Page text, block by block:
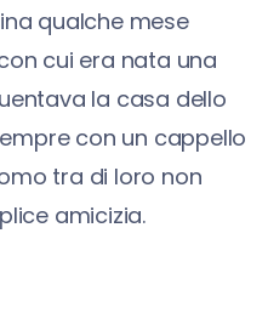
qualche mese
cui era nata una
la casa dello
con un cappello
tra di loro non
amicizia.